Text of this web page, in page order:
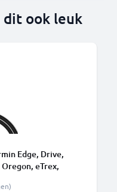
dit ook leuk
Edge, Drive,
eTrex,